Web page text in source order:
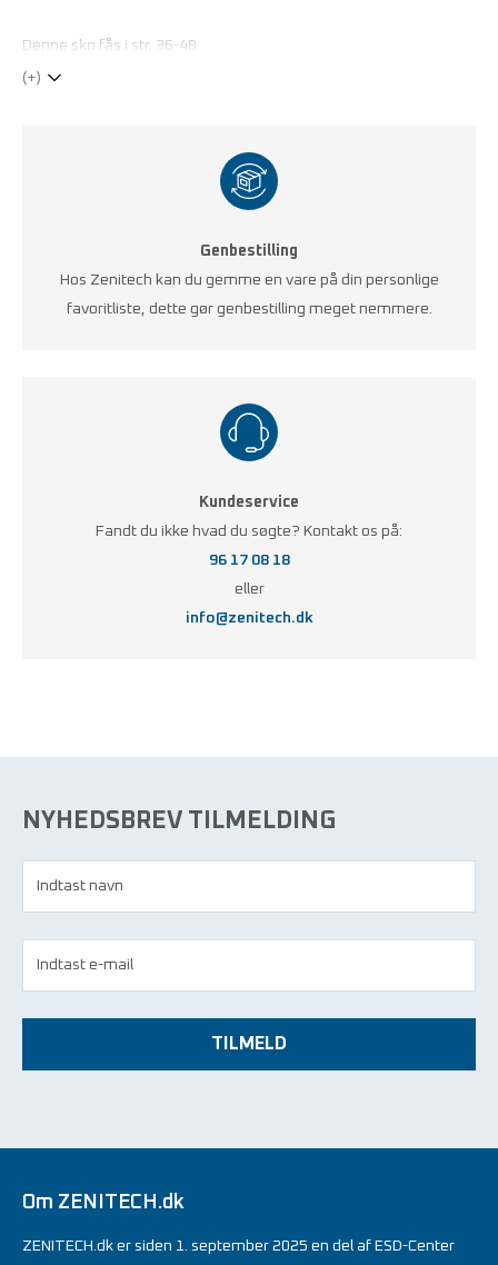
Denne sko fås i str. 36-48
(+)
Genbestilling
Hos Zenitech kan du gemme en vare på din personlige
favoritliste, dette gør genbestilling meget nemmere.
Kundeservice
Fandt du ikke hvad du søgte? Kontakt os på:
96 17 08 18
eller
info@zenitech.dk
NYHEDSBREV TILMELDING
TILMELD
Om ZENITECH.dk
ZENITECH.dk er siden 1. september 2025 en del af ESD-Center